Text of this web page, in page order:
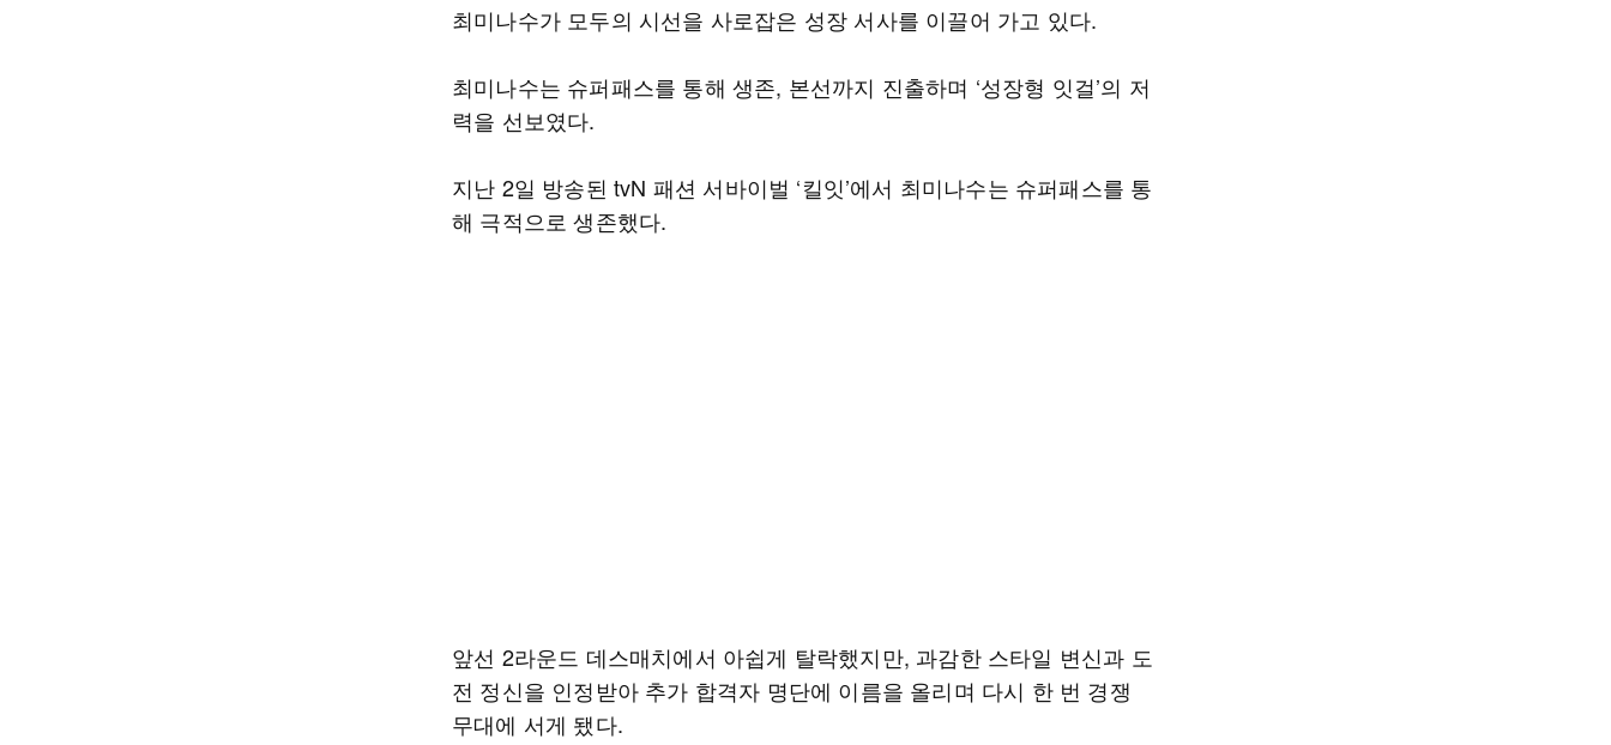
최미나수가 모두의 시선을 사로잡은 성장 서사를 이끌어 가고 있다.
최미나수는 슈퍼패스를 통해 생존, 본선까지 진출하며 ‘성장형 잇걸’의 저
력을 선보였다.
지난 2일 방송된 tvN 패션 서바이벌 ‘킬잇’에서 최미나수는 슈퍼패스를 통
해 극적으로 생존했다.
앞선 2라운드 데스매치에서 아쉽게 탈락했지만, 과감한 스타일 변신과 도
전 정신을 인정받아 추가 합격자 명단에 이름을 올리며 다시 한 번 경쟁
무대에 서게 됐다.